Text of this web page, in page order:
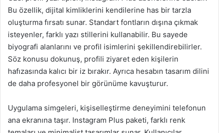
Bu özellik, dijital kimliklerini kendilerine has bir tarzla
oluşturma fırsatı sunar. Standart fontların dışına çıkmak
isteyenler, farklı yazı stillerini kullanabilir. Bu sayede
biyografi alanlarını ve profil isimlerini şekillendirebilirler.
Söz konusu dokunuş, profili ziyaret eden kişilerin
hafızasında kalıcı bir iz bırakır. Ayrıca hesabın tasarım dilini
de daha profesyonel bir görünüme kavuşturur.
Uygulama simgeleri, kişiselleştirme deneyimini telefonun
ana ekranına taşır. Instagram Plus paketi, farklı renk